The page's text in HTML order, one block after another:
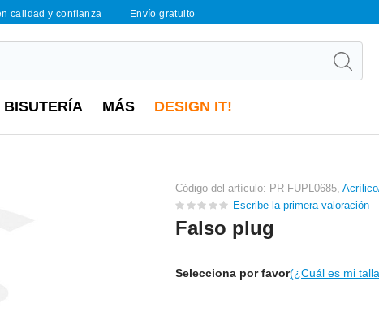
calidad y confianza Envío gratuito
BISUTERÍA MÁS DESIGN IT!
Código del artículo: PR-FUPL0685,
Escribe la primera valoración
Falso plug
Selecciona por favor(¿Cuál es mi